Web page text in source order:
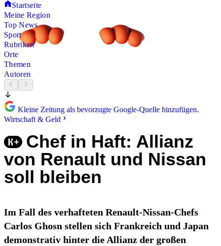
Startseite
Meine Region
Top News
Sport
Rubriken
Orte
Themen
Autoren
Kleine Zeitung als bevorzugte Google-Quelle hinzufügen.
Wirtschaft & Geld
Chef in Haft: Allianz
von Renault und Nissan
soll bleiben
Im Fall des verhafteten Renault-Nissan-Chefs
Carlos Ghosn stellen sich Frankreich und Japan
demonstrativ hinter die Allianz der großen